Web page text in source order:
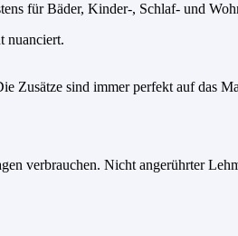
für Bäder, Kinder-, Schlaf- und
nuanciert.
Zusätze sind immer perfekt auf das
verbrauchen. Nicht angerührter